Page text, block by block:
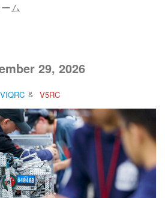
ム
29, 2026
VIQRC & V5RC